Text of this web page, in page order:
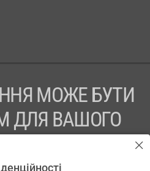
МОЖЕ БУТИ
ДЛЯ ВАШОГО